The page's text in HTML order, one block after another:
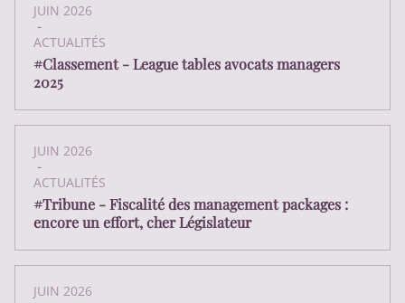
JUIN 2026
-
ACTUALITÉS
#Classement - League tables avocats managers
2025
JUIN 2026
-
ACTUALITÉS
#Tribune - Fiscalité des management packages :
encore un effort, cher Législateur
JUIN 2026